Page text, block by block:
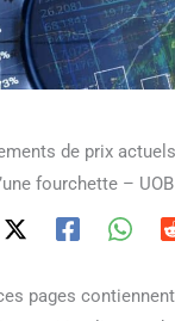
de prix
fourchette –
pages